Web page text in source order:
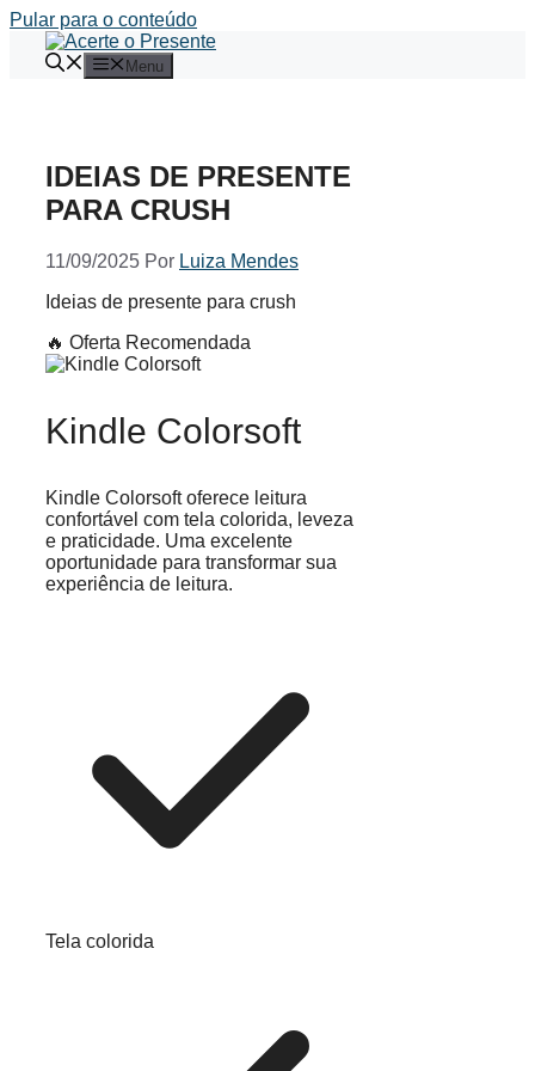
Pular para o conteúdo
Menu
IDEIAS DE PRESENTE
PARA CRUSH
11/09/2025 Por Luiza Mendes
Ideias de presente para crush
🔥 Oferta Recomendada
Kindle Colorsoft
Kindle Colorsoft oferece leitura
confortável com tela colorida, leveza
e praticidade. Uma excelente
oportunidade para transformar sua
experiência de leitura.
Tela colorida